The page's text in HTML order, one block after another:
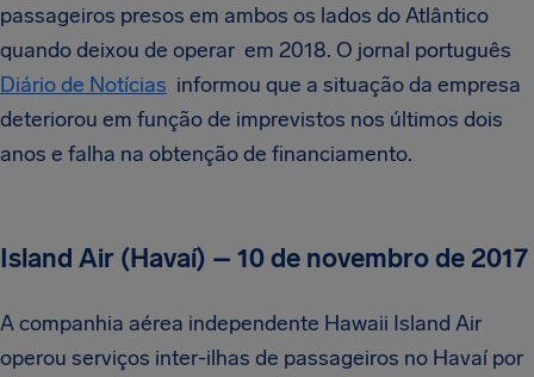
passageiros presos em ambos os lados do Atlântico
quando deixou de operar em 2018. O jornal português
Diário de Notícias informou que a situação da empresa
deteriorou em função de imprevistos nos últimos dois
anos e falha na obtenção de financiamento.
Island Air (Havaí) – 10 de novembro de 2017
A companhia aérea independente Hawaii Island Air
operou serviços inter-ilhas de passageiros no Havaí por